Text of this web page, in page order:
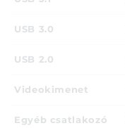
USB 3.0
USB 2.0
Videokimenet
Egyéb csatlakozó